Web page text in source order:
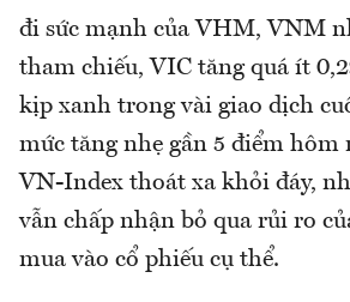
đi sức mạnh của VHM, VNM
tham chiếu, VIC tăng quá ít
kịp xanh trong vài giao dịch
mức tăng nhẹ gần 5 điểm hôm
VN-Index thoát xa khỏi đáy,
vẫn chấp nhận bỏ qua rủi ro
mua vào cổ phiếu cụ thể.